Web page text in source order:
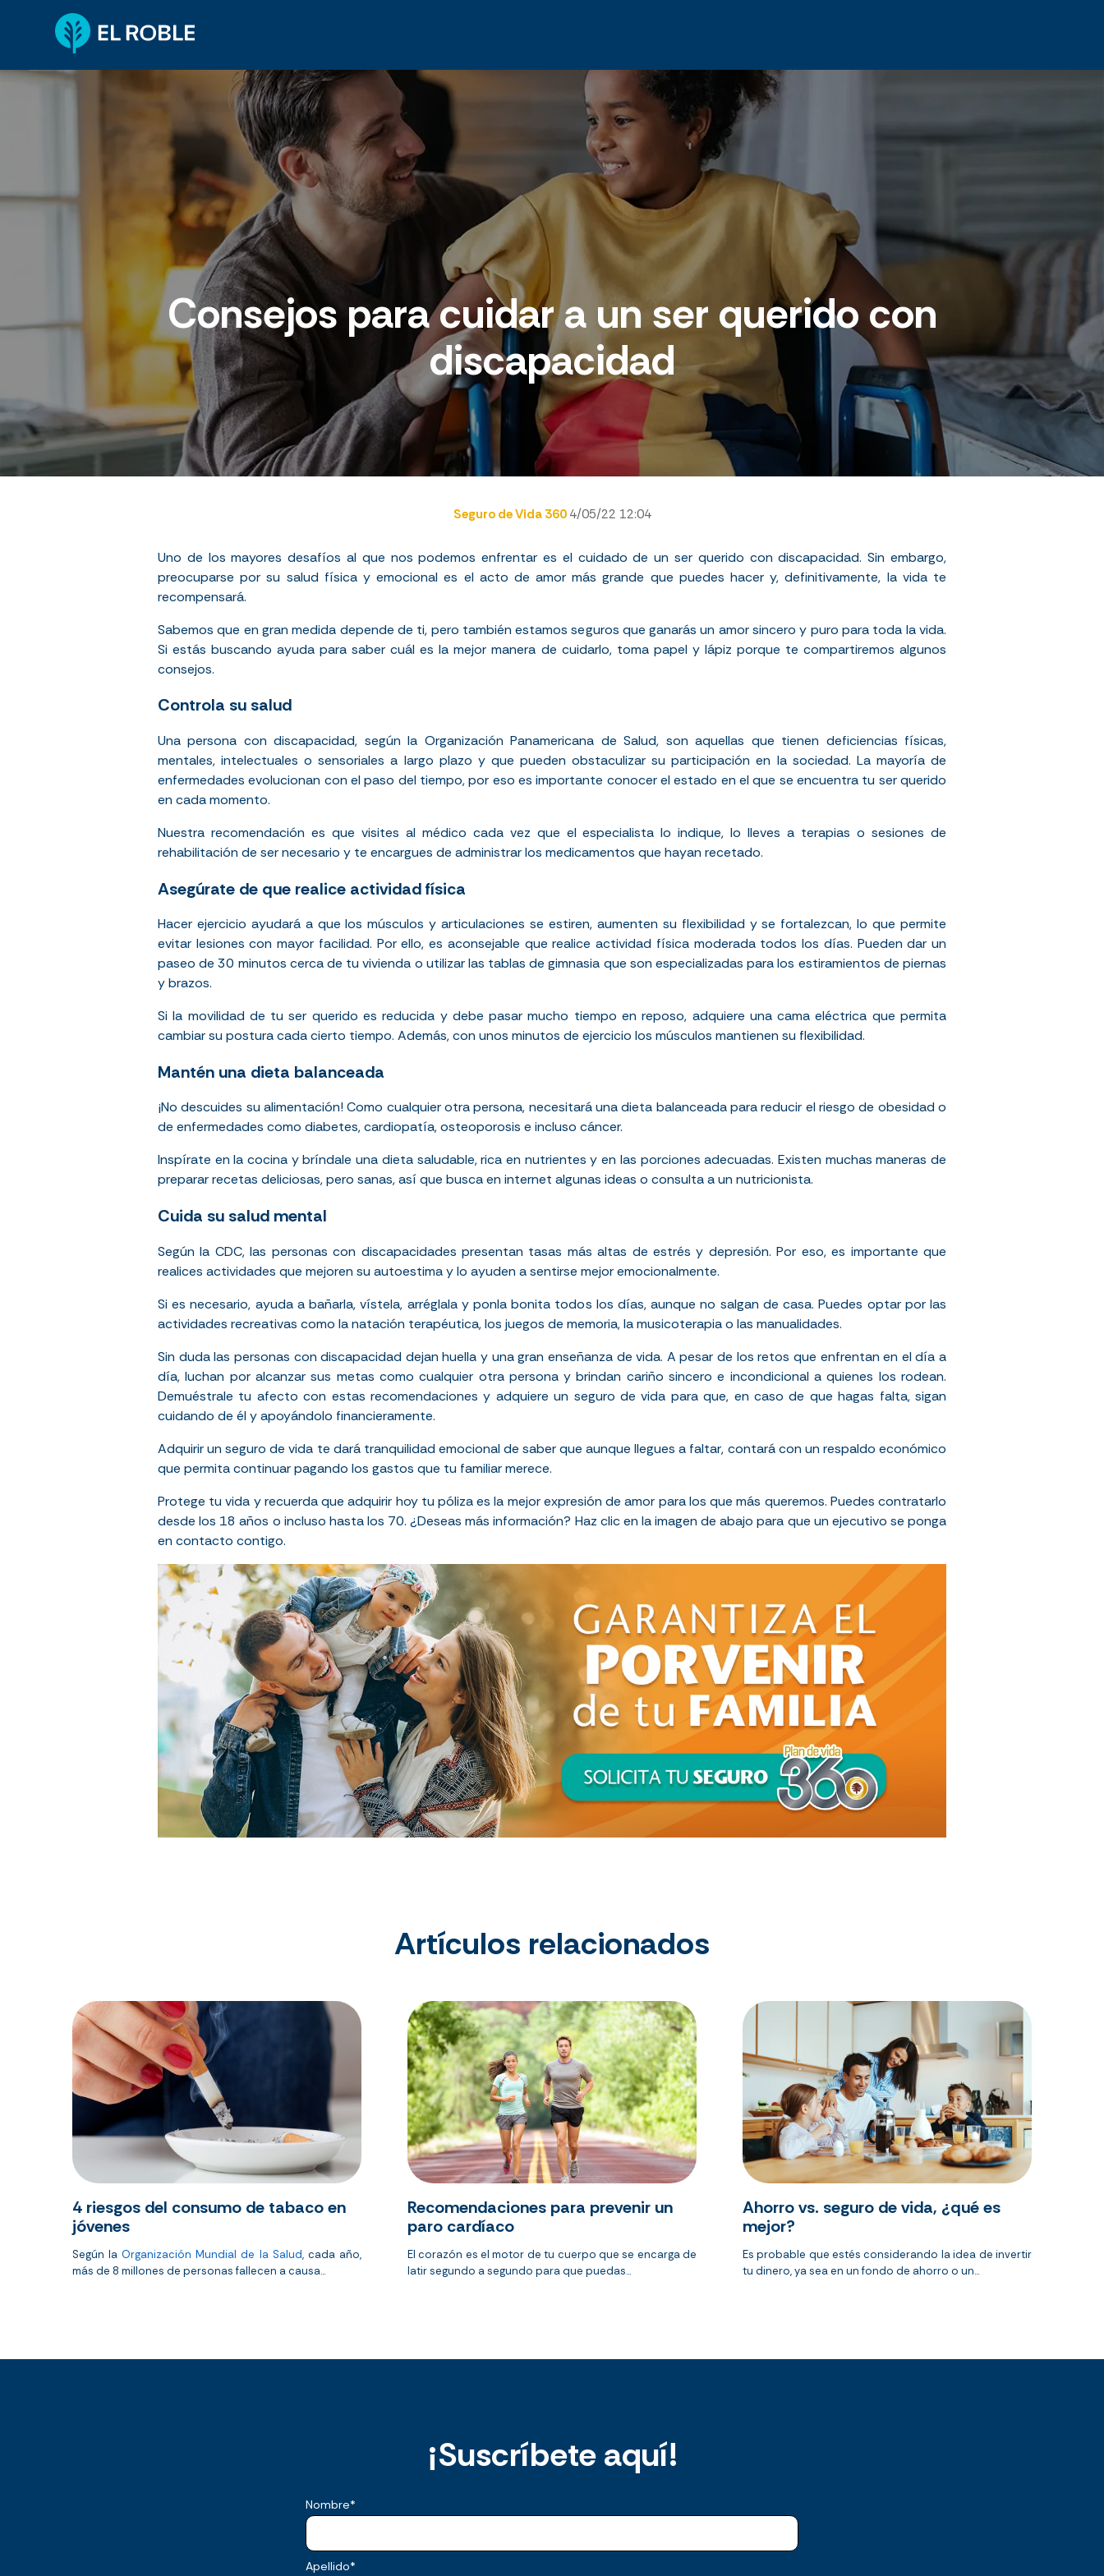
Consejos para cuidar a un ser querido con
discapacidad
Seguro de Vida 360 4/05/22 12:04
Uno de los mayores desafíos al que nos podemos enfrentar es el cuidado de un ser querido con discapacidad. Sin embargo,
preocuparse por su salud física y emocional es el acto de amor más grande que puedes hacer y, definitivamente, la vida te
recompensará.
Sabemos que en gran medida depende de ti, pero también estamos seguros que ganarás un amor sincero y puro para toda la vida.
Si estás buscando ayuda para saber cuál es la mejor manera de cuidarlo, toma papel y lápiz porque te compartiremos algunos
consejos.
Controla su salud
Una persona con discapacidad, según la Organización Panamericana de Salud, son aquellas que tienen deficiencias físicas,
mentales, intelectuales o sensoriales a largo plazo y que pueden obstaculizar su participación en la sociedad. La mayoría de
enfermedades evolucionan con el paso del tiempo, por eso es importante conocer el estado en el que se encuentra tu ser querido
en cada momento.
Nuestra recomendación es que visites al médico cada vez que el especialista lo indique, lo lleves a terapias o sesiones de
rehabilitación de ser necesario y te encargues de administrar los medicamentos que hayan recetado.
Asegúrate de que realice actividad física
Hacer ejercicio ayudará a que los músculos y articulaciones se estiren, aumenten su flexibilidad y se fortalezcan, lo que permite
evitar lesiones con mayor facilidad. Por ello, es aconsejable que realice actividad física moderada todos los días. Pueden dar un
paseo de 30 minutos cerca de tu vivienda o utilizar las tablas de gimnasia que son especializadas para los estiramientos de piernas
y brazos.
Si la movilidad de tu ser querido es reducida y debe pasar mucho tiempo en reposo, adquiere una cama eléctrica que permita
cambiar su postura cada cierto tiempo. Además, con unos minutos de ejercicio los músculos mantienen su flexibilidad.
Mantén una dieta balanceada
¡No descuides su alimentación! Como cualquier otra persona, necesitará una dieta balanceada para reducir el riesgo de obesidad o
de enfermedades como diabetes, cardiopatía, osteoporosis e incluso cáncer.
Inspírate en la cocina y bríndale una dieta saludable, rica en nutrientes y en las porciones adecuadas. Existen muchas maneras de
preparar recetas deliciosas, pero sanas, así que busca en internet algunas ideas o consulta a un nutricionista.
Cuida su salud mental
Según la CDC, las personas con discapacidades presentan tasas más altas de estrés y depresión. Por eso, es importante que
realices actividades que mejoren su autoestima y lo ayuden a sentirse mejor emocionalmente.
Si es necesario, ayuda a bañarla, vístela, arréglala y ponla bonita todos los días, aunque no salgan de casa. Puedes optar por las
actividades recreativas como la natación terapéutica, los juegos de memoria, la musicoterapia o las manualidades.
Sin duda las personas con discapacidad dejan huella y una gran enseñanza de vida. A pesar de los retos que enfrentan en el día a
día, luchan por alcanzar sus metas como cualquier otra persona y brindan cariño sincero e incondicional a quienes los rodean.
Demuéstrale tu afecto con estas recomendaciones y adquiere un seguro de vida para que, en caso de que hagas falta, sigan
cuidando de él y apoyándolo financieramente.
Adquirir un seguro de vida te dará tranquilidad emocional de saber que aunque llegues a faltar, contará con un respaldo económico
que permita continuar pagando los gastos que tu familiar merece.
Protege tu vida y recuerda que adquirir hoy tu póliza es la mejor expresión de amor para los que más queremos. Puedes contratarlo
desde los 18 años o incluso hasta los 70. ¿Deseas más información? Haz clic en la imagen de abajo para que un ejecutivo se ponga
en contacto contigo.
Artículos relacionados
4 riesgos del consumo de tabaco en
jóvenes
Según laOrganización Mundial de la Salud, cada año,
más de 8 millones de personas fallecen a causa...
Recomendaciones para prevenir un
paro cardíaco
El corazón es el motor de tu cuerpo que se encarga de
latir segundo a segundo para que puedas...
Ahorro vs. seguro de vida, ¿qué es
mejor?
Es probable que estés considerando la idea de invertir
tu dinero, ya sea en un fondo de ahorro o un...
¡Suscríbete aquí!
Nombre*
Apellido*